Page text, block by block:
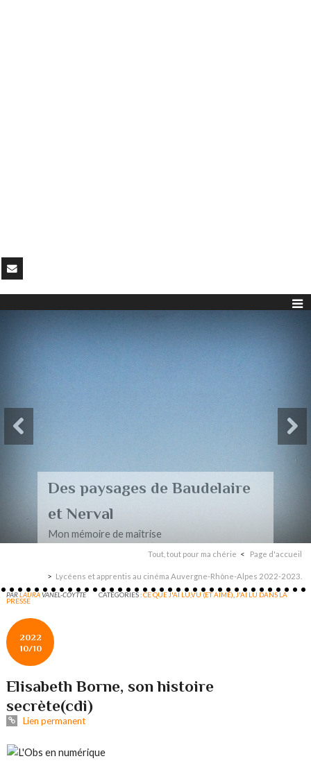
Des paysages de Baudelaire
et Nerval
Mon mémoire de maîtrise
Tout, tout pour ma chérie Page d'accueil
Lycéens et apprentis au cinéma Auvergne-Rhône-Alpes 2022-2023.
PARLAURAVANEL-COYTTE CATÉGORIES :CE QUE J'AI LU,VU (ET AIMÉ) ,J'AI LU DANS LA
PRESSE
2022
10/10
Elisabeth Borne, son histoire
secrète(cdi)
Lien permanent